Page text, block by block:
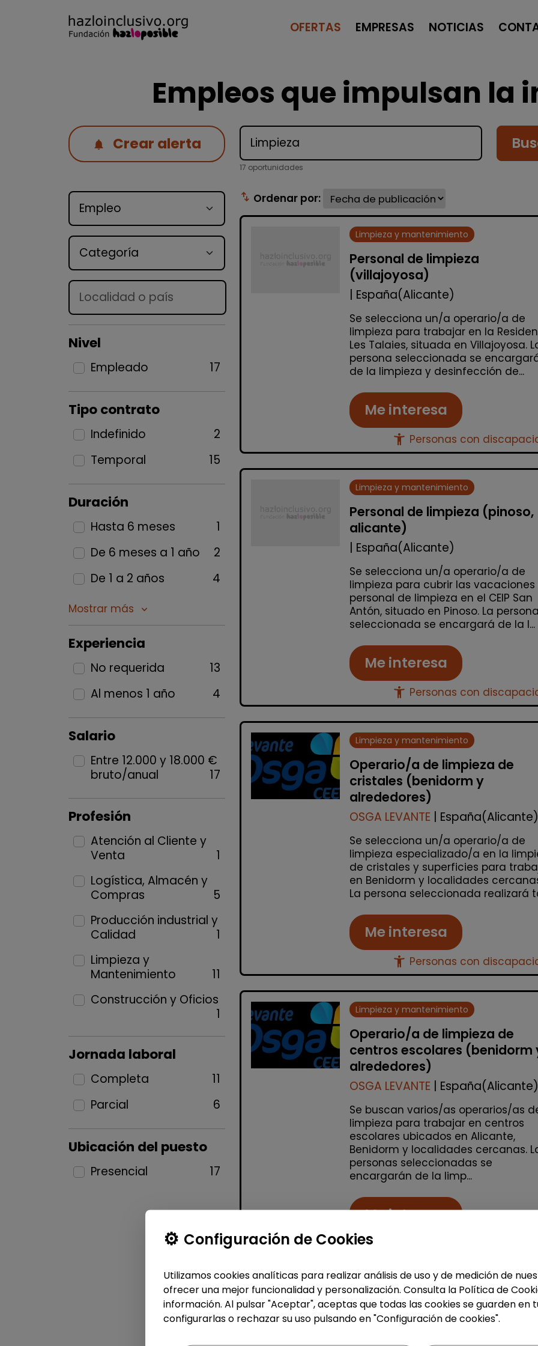
OFERTAS EMPRESAS NOTICIAS
Empleos que impulsan la
Crear alerta
Tipo de oferta
Categoría
Lugar
Nivel
Empleado 17
Tipo contrato
Indefinido
2
Temporal
15
Duración
Hasta 6 meses
1
De 6 meses a 1 año
2
De 1 a 2 años
4
Mostrar más keyboard_arrow_down
Experiencia
No requerida
13
Al menos 1 año
4
Salario
Entre 12.000 y 18.000 €
bruto/anual
17
Profesión
Atención al Cliente y
Venta
1
Logística, Almacén y
Compras
5
Producción industrial y
Calidad
1
Limpieza y
Mantenimiento
11
Construcción y Oficios
1
Jornada laboral
Completa
11
Parcial
6
Ubicación del puesto
Presencial 17
17 oportunidades
swap_vert Ordenar por:
Limpieza y mantenimiento
Personal de limpieza
(villajoyosa)
| España(Alicante)
Se selecciona un/a operario/a de
limpieza para trabajar en la
Les Talaies, situada en Villajoyosa.
persona seleccionada se
de la limpieza y desinfección de...
Me interesa
accessibility_new Personas con
Limpieza y mantenimiento
Personal de limpieza (pinoso,
alicante)
| España(Alicante)
Se selecciona un/a operario/a de
limpieza para cubrir las vacaciones
personal de limpieza en el CEIP San
Antón, situado en Pinoso. La persona
seleccionada se encargará de la l...
Me interesa
accessibility_new Personas con
Limpieza y mantenimiento
Operario/a de limpieza de
cristales (benidorm y
alrededores)
OSGA LEVANTE | España(Alicante)
Se selecciona un/a operario/a de
limpieza especializado/a en la
de cristales y superficies para
en Benidorm y localidades
La persona seleccionada realizará
Me interesa
accessibility_new Personas con
Limpieza y mantenimiento
Operario/a de limpieza de
centros escolares (benidorm
alrededores)
OSGA LEVANTE | España(Alicante)
Se buscan varios/as operarios/as
limpieza para trabajar en centros
escolares ubicados en Alicante,
Benidorm y localidades cercanas.
personas seleccionadas se
encargarán de la limp...
Me interesa
Limpieza y mantenimiento
Operario/a de limpieza de
Configuración de Cookies
Utilizamos cookies analíticas para realizar análisis de uso y de medición de
ofrecer una mejor funcionalidad y personalización. Consulta la Política de
información. Al pulsar "Aceptar", aceptas que todas las cookies se guarden en
configurarlas o rechazar su uso pulsando en "Configuración de cookies".